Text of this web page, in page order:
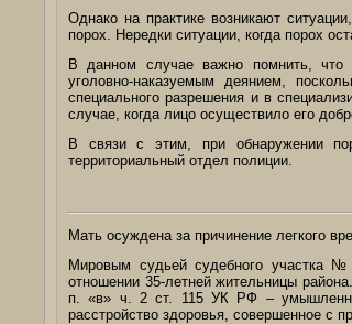
Однако на практике возникают
порох. Нередки ситуации, когда порох
В данном случае важно помнить, что
уголовно-наказуемым деянием,
специального разрешения и в
случае, когда лицо осуществило его
В связи с этим, при обнаружении
территориальный отдел полиции.
Мать осуждена за причинение легкого
Мировым судьей судебного участка №
отношении 35-летней жительницы
п. «в» ч. 2 ст. 115 УК РФ –
расстройство здоровья, совершенное с